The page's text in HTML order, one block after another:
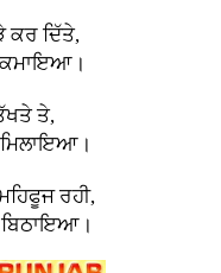
ਕਰ ਦਿੱਤੇ,
ਕਮਾਇਆ।
ਤੇ,
ਮਿਲਾਇਆ।
ਰਹੀ,